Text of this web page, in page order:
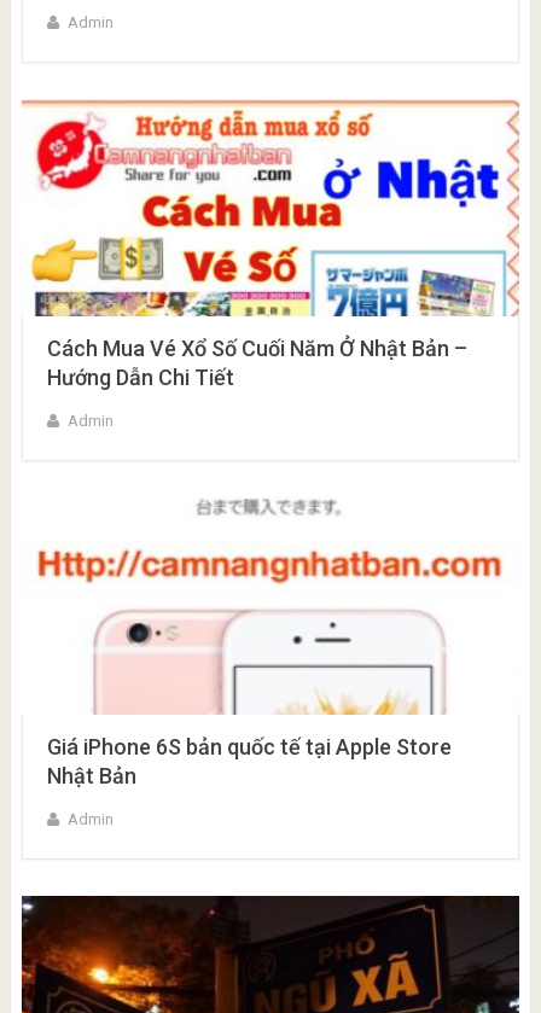
Admin
Cách Mua Vé Xổ Số Cuối Năm Ở Nhật Bản –
Hướng Dẫn Chi Tiết
Admin
Giá iPhone 6S bản quốc tế tại Apple Store
Nhật Bản
Admin